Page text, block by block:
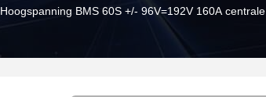
Hoogspanning BMS 60S +/- 96V=192V 160A